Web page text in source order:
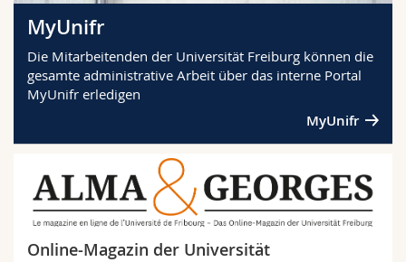
MyUnifr
Die Mitarbeitenden der Universität Freiburg können die
gesamte administrative Arbeit über das interne Portal
MyUnifr erledigen
MyUnifr
Online-Magazin der Universität